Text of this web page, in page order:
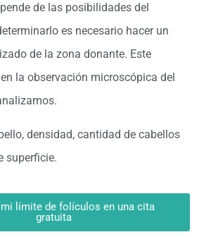
de las posibilidades del
es necesario hacer un
de la zona donante. Este
la observación microscópica del
densidad, cantidad de cabellos
superficie.
límite de folículos en una cita
gratuita